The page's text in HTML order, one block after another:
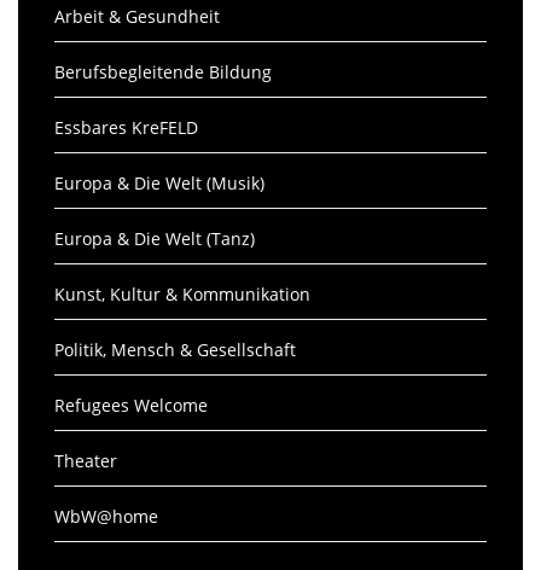
Arbeit & Gesundheit
Berufsbegleitende Bildung
Essbares KreFELD
Europa & Die Welt (Musik)
Europa & Die Welt (Tanz)
Kunst, Kultur & Kommunikation
Politik, Mensch & Gesellschaft
Refugees Welcome
Theater
WbW@home